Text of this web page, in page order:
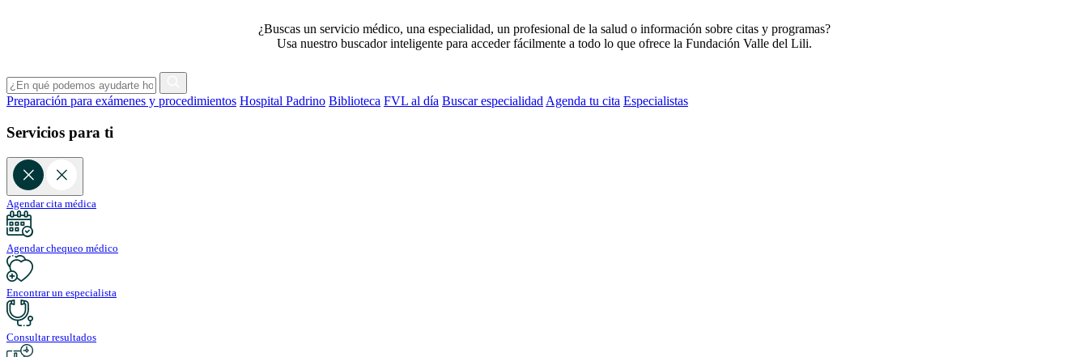
¿Buscas un servicio médico, una especialidad, un profesional de la salud o información sobre citas y programas?
Usa nuestro buscador inteligente para acceder fácilmente a todo lo que ofrece la Fundación Valle del Lili.
Preparación para exámenes y procedimientos Hospital Padrino Biblioteca FVL al día Buscar especialidad Agenda tu cita Especialistas
Servicios para ti
Agendar cita médica
Agendar chequeo médico
Encontrar un especialista
Consultar resultados